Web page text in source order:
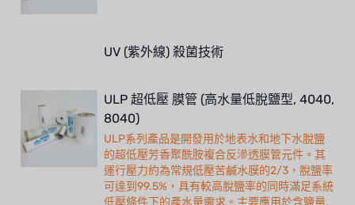
UV (紫外線) 殺菌技術
ULP 超低壓 膜管 (高水量低脫鹽型, 4040,
8040)
ULP系列產品是開發用於地表水和地下水脫鹽
的超低壓芳香聚酰胺複合反滲透膜管元件。其
運行壓力約為常規低壓苦鹹水膜的2/3，脫鹽率
可達到99.5%，具有較高脫鹽率的同時滿足系統
低壓條件下的產水量需求。主要應用於含鹽量